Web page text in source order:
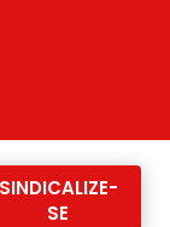
SINDICALIZE-
SE